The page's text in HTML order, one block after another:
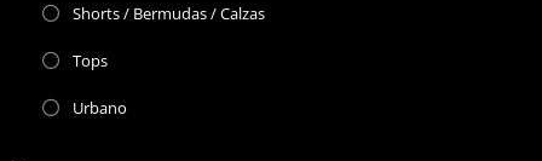
Shorts / Bermudas / Calzas
Tops
Urbano